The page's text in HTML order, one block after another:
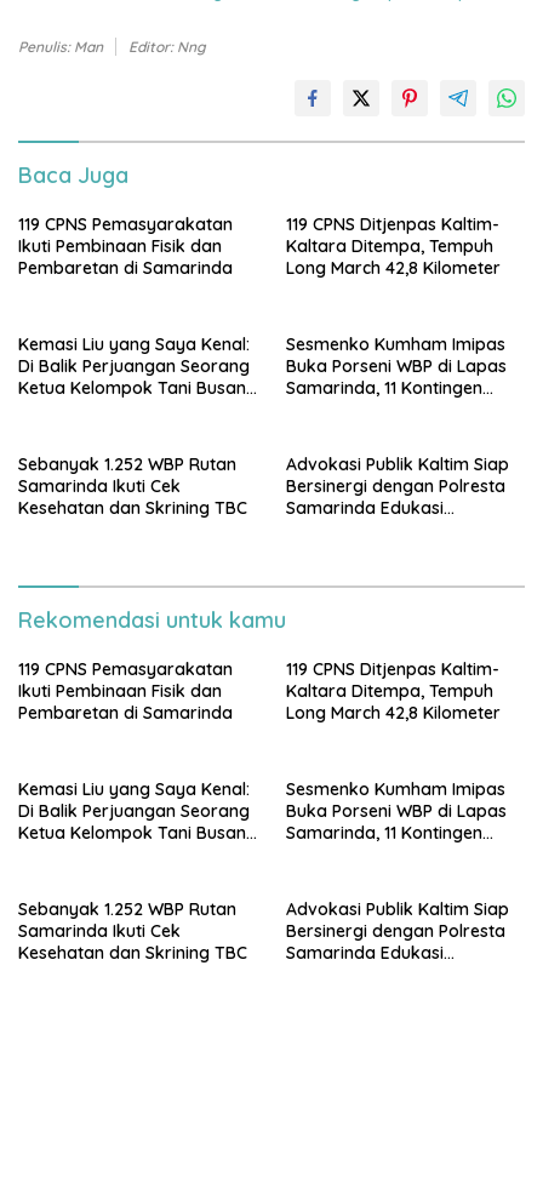
Penulis: Man Editor: Nng
Baca Juga
119 CPNS Pemasyarakatan
Ikuti Pembinaan Fisik dan
Pembaretan di Samarinda
119 CPNS Ditjenpas Kaltim-
Kaltara Ditempa, Tempuh
Long March 42,8 Kilometer
Kemasi Liu yang Saya Kenal:
Di Balik Perjuangan Seorang
Ketua Kelompok Tani Busang
Sesmenko Kumham Imipas
Buka Porseni WBP di Lapas
Samarinda, 11 Kontingen
Sebanyak 1.252 WBP Rutan
Samarinda Ikuti Cek
Kesehatan dan Skrining TBC
Advokasi Publik Kaltim Siap
Bersinergi dengan Polresta
Samarinda Edukasi
Rekomendasi untuk kamu
119 CPNS Pemasyarakatan
Ikuti Pembinaan Fisik dan
Pembaretan di Samarinda
119 CPNS Ditjenpas Kaltim-
Kaltara Ditempa, Tempuh
Long March 42,8 Kilometer
Kemasi Liu yang Saya Kenal:
Di Balik Perjuangan Seorang
Ketua Kelompok Tani Busang
Sesmenko Kumham Imipas
Buka Porseni WBP di Lapas
Samarinda, 11 Kontingen
Sebanyak 1.252 WBP Rutan
Samarinda Ikuti Cek
Kesehatan dan Skrining TBC
Advokasi Publik Kaltim Siap
Bersinergi dengan Polresta
Samarinda Edukasi